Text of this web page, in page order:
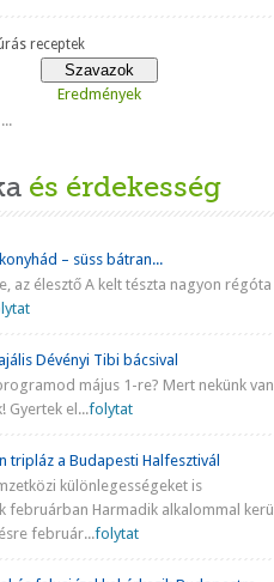
receptek
Eredmények
és érdekesség
– süss bátran...
az élesztő A kelt tészta nagyon régóta
Dévényi Tibi bácsival
május 1-re? Mert nekünk van
Gyertek el...folytat
tripláz a Budapesti Halfesztivál
különlegességeket is
februárban Harmadik alkalommal kerül
február...folytat